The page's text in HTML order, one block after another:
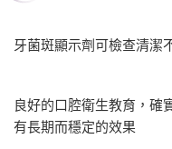
牙菌斑顯示劑可檢查清潔
良好的口腔衛生教育，確
有長期而穩定的效果